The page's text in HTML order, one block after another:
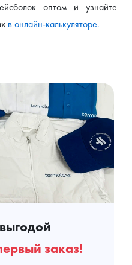
оптом и узнайте
в онлайн-калькуляторе.
заказ!